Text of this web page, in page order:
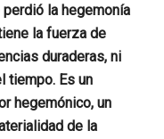
la hegemonía
la fuerza de
duraderas, ni
tiempo. Es un
hegemónico, un
de la